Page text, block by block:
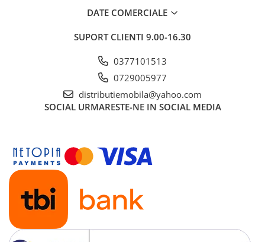
DATE COMERCIALE
SUPORT CLIENTI 9.00-16.30
0377101513
0729005977
distributiemobila@yahoo.com
SOCIAL URMARESTE-NE IN SOCIAL MEDIA